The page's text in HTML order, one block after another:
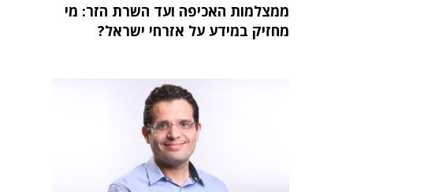
ממצלמות האכיפה ועד השרת הזר: מי
מחזיק במידע על אזרחי ישראל?